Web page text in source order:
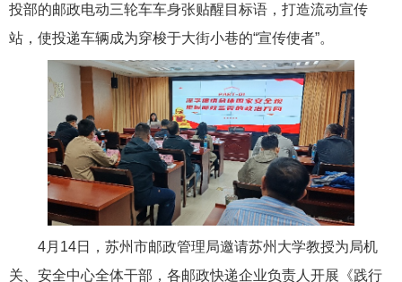
投部的邮政电动三轮车车身张贴醒目标语，打造流动宣传
站，使投递车辆成为穿梭于大街小巷的“宣传使者”。
4月14日，苏州市邮政管理局邀请苏州大学教授为局机
关、安全中心全体干部，各邮政快递企业负责人开展《践行